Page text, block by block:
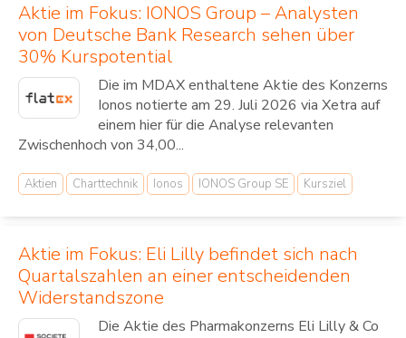
Aktie im Fokus: IONOS Group – Analysten
von Deutsche Bank Research sehen über
30% Kurspotential
Die im MDAX enthaltene Aktie des Konzerns
Ionos notierte am 29. Juli 2026 via Xetra auf
einem hier für die Analyse relevanten
Zwischenhoch von 34,00...
Aktien Charttechnik Ionos IONOS Group SE Kursziel
Aktie im Fokus: Eli Lilly befindet sich nach
Quartalszahlen an einer entscheidenden
Widerstandszone
Die Aktie des Pharmakonzerns Eli Lilly & Co